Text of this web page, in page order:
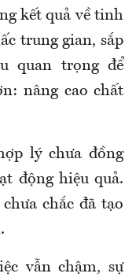
kết quả về tinh
trung gian, sắp
quan trọng để
nâng cao chất
lý chưa đồng
động hiệu quả.
chắc đã tạo
vẫn chậm, sự